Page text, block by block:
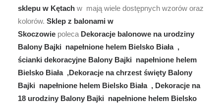
sklepu w Kętach w mają wiele dostępnych wzorów oraz
kolorów. Sklep z balonami w
Skoczowie poleca Dekoracje balonowe na urodziny
Balony Bajki napełnione helem Bielsko Biała ,
ścianki dekoracyjne Balony Bajki napełnione helem
Bielsko Biała ,Dekoracje na chrzest święty Balony
Bajki napełnione helem Bielsko Biała , Dekoracje na
18 urodziny Balony Bajki napełnione helem Bielsko